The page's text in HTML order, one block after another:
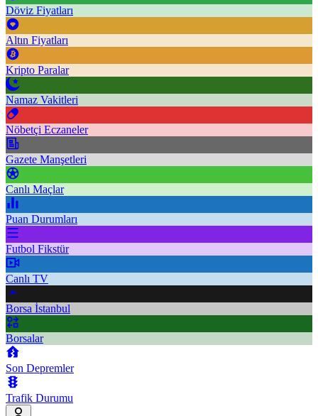
Döviz Fiyatları
Altın Fiyatları
Kripto Paralar
Namaz Vakitleri
Nöbetçi Eczaneler
Gazete Manşetleri
Canlı Maçlar
Puan Durumları
Futbol Fikstür
Canlı TV
Borsa İstanbul
Borsalar
Son Depremler
Trafik Durumu